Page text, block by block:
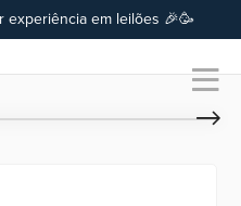
experiência em leilões 🎉🥳